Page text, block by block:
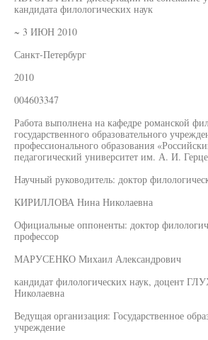
кандидата филологических наук
~ 3 ИЮН 2010
Санкт-Петербург
2010
004603347
Работа выполнена на кафедре романской
государственного образовательного
профессионального образования
педагогический университет им. А. И.
Научный руководитель: доктор
КИРИЛЛОВА Нина Николаевна
Официальные оппоненты: доктор
профессор
МАРУСЕНКО Михаил Александрович
кандидат филологических наук, доцент
Николаевна
Ведущая организация: Государственное
учреждение